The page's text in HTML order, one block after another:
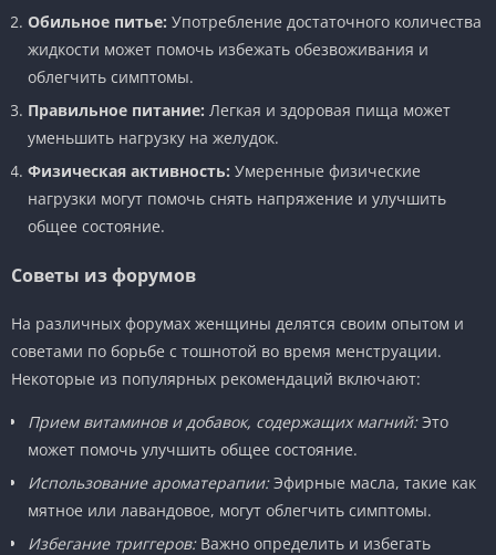
Обильное питье: Употребление достаточного количества
жидкости может помочь избежать обезвоживания и
облегчить симптомы.
Правильное питание: Легкая и здоровая пища может
уменьшить нагрузку на желудок.
Физическая активность: Умеренные физические
нагрузки могут помочь снять напряжение и улучшить
общее состояние.
Советы из форумов
На различных форумах женщины делятся своим опытом и
советами по борьбе с тошнотой во время менструации.
Некоторые из популярных рекомендаций включают:
Прием витаминов и добавок, содержащих магний:Это
может помочь улучшить общее состояние.
Использование ароматерапии:Эфирные масла, такие как
мятное или лавандовое, могут облегчить симптомы.
Избегание триггеров:Важно определить и избегать